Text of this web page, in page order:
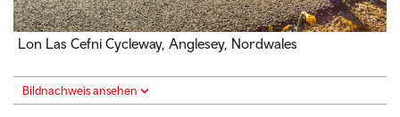
Lon Las Cefni Cycleway, Anglesey, Nordwales
Bildnachweis ansehen